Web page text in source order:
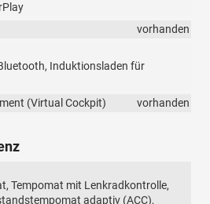
vorhanden
Induktionsladen für
(Virtual Cockpit)
vorhanden
Tempomat mit Lenkradkontrolle,
adaptiv (ACC),